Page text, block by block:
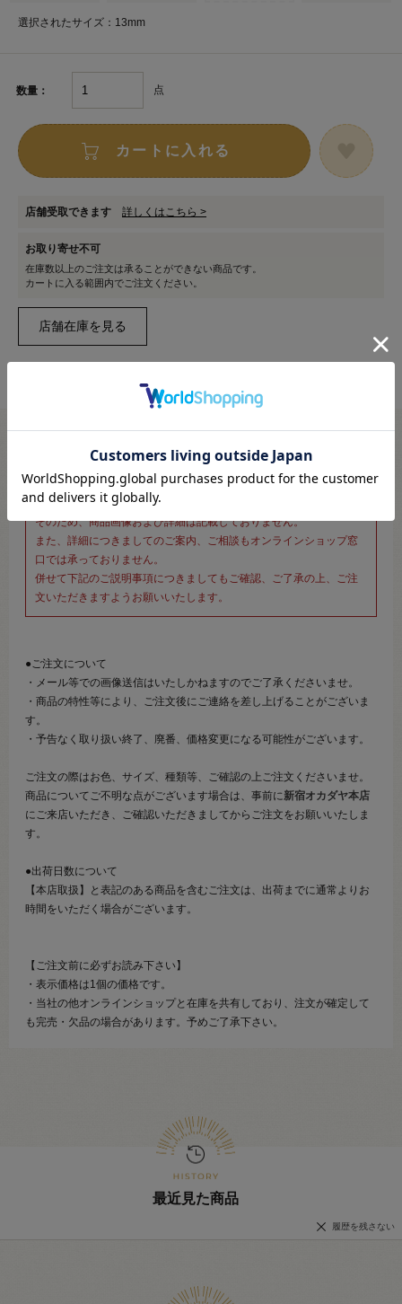
選択されたサイズ：13mm
数量： 点
カートに入れる
店舗受取できます 詳しくはこちら >
お取り寄せ不可
在庫数以上のご注文は承ることができない商品です。
カートに入る範囲内でご注文ください。
※新宿オカダヤ本店お取り扱い商品のご注文専用ページです※
こちらのページは、店頭にてあらかじめ商品詳細および商品コード
をご確認いただいた上でご注文いただけるページです。
そのため、商品画像および詳細は記載しておりません。
また、詳細につきましてのご案内、ご相談もオンラインショップ窓
口では承っておりません。
併せて下記のご説明事項につきましてもご確認、ご了承の上、ご注
文いただきますようお願いいたします。
●ご注文について
・メール等での画像送信はいたしかねますのでご了承くださいませ。
・商品の特性等により、ご注文後にご連絡を差し上げることがございま
す。
・予告なく取り扱い終了、廃番、価格変更になる可能性がございます。
ご注文の際はお色、サイズ、種類等、ご確認の上ご注文くださいませ。
商品についてご不明な点がございます場合は、事前に新宿オカダヤ本店
にご来店いただき、ご確認いただきましてからご注文をお願いいたしま
す。
●出荷日数について
【本店取扱】と表記のある商品を含むご注文は、出荷までに通常よりお
時間をいただく場合がございます。
【ご注文前に必ずお読み下さい】
・表示価格は1個の価格です。
・当社の他オンラインショップと在庫を共有しており、注文が確定して
も完売・欠品の場合があります。予めご了承下さい。
最近見た商品
履歴を残さない